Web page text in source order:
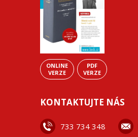
ONLINE
VERZE
PDF
VERZE
KONTAKTUJTE NÁS
733 734 348